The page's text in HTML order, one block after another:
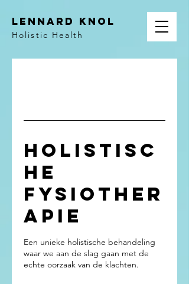
Lennard Knol
Holistic Health
Holistisc
he
Fysiother
apie
Een unieke holistische behandeling
waar we aan de slag gaan met de